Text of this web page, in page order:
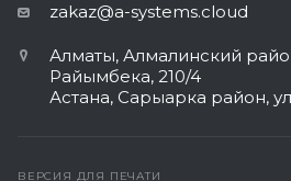
zakaz@a-systems.cloud
Алматы, ​Алмалинский
Райымбека, 210/4
Астана, Сарыарка район,
ВЕРСИЯ ДЛЯ ПЕЧАТИ